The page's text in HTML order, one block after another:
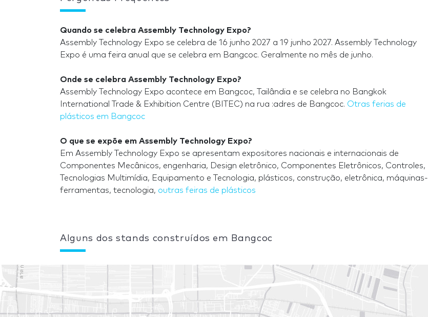
Quando se celebra Assembly Technology Expo?
Assembly Technology Expo se celebra de 16 junho 2027 a 19 junho 2027. Assembly Technology
Expo é uma feira anual que se celebra em Bangcoc. Geralmente no mês de junho.
Onde se celebra Assembly Technology Expo?
Assembly Technology Expo acontece em Bangcoc, Tailândia e se celebra no Bangkok
International Trade & Exhibition Centre (BITEC) na rua :adres de Bangcoc. Otras ferias de
plásticos em Bangcoc
O que se expõe em Assembly Technology Expo?
Em Assembly Technology Expo se apresentam expositores nacionais e internacionais de
Componentes Mecânicos, engenharia, Design eletrônico, Componentes Eletrônicos, Controles,
Tecnologias Multimídia, Equipamento e Tecnologia, plásticos, construção, eletrônica, máquinas-
ferramentas, tecnologia, outras feiras de plásticos
Alguns dos stands construídos em Bangcoc